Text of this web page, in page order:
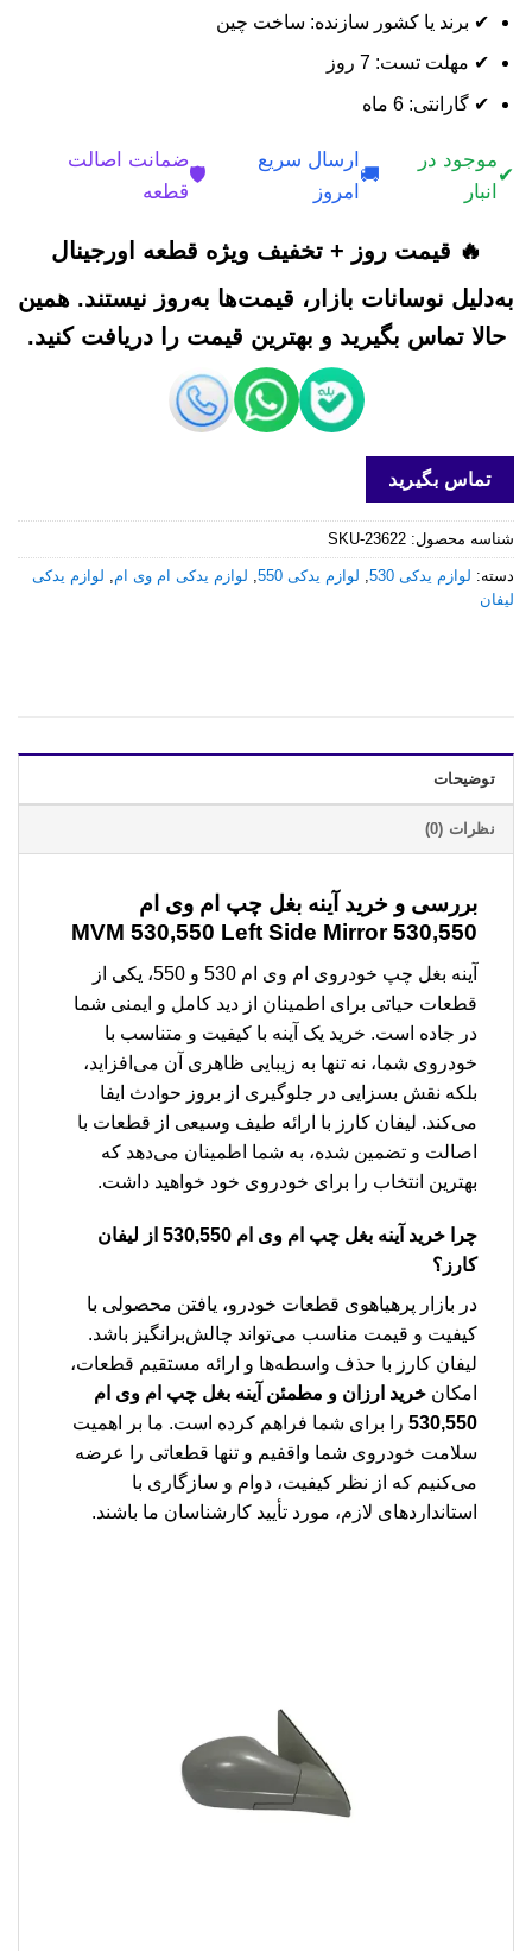
✔ برند یا کشور سازنده: ساخت چین
✔ مهلت تست: 7 روز
✔ گارانتی: 6 ماه
✔
موجود در
انبار
🚚
ارسال سریع
امروز
🛡️
ضمانت اصالت
قطعه
🔥 قیمت روز + تخفیف ویژه قطعه اورجینال
به‌دلیل نوسانات بازار، قیمت‌ها به‌روز نیستند. همین
حالا تماس بگیرید و بهترین قیمت را دریافت کنید.
تماس بگیرید
شناسه محصول: SKU-23622
دسته: لوازم یدکی 530 , لوازم یدکی 550 , لوازم یدکی ام وی ام, لوازم یدکی
لیفان
توضیحات
نظرات (0)
بررسی و خرید آینه بغل چپ ام وی ام
530,550 MVM 530,550 Left Side Mirror
آینه بغل چپ خودروی ام وی ام 530 و 550، یکی از
قطعات حیاتی برای اطمینان از دید کامل و ایمنی شما
در جاده است. خرید یک آینه با کیفیت و متناسب با
خودروی شما، نه تنها به زیبایی ظاهری آن می‌افزاید،
بلکه نقش بسزایی در جلوگیری از بروز حوادث ایفا
می‌کند. لیفان کارز با ارائه طیف وسیعی از قطعات با
اصالت و تضمین شده، به شما اطمینان می‌دهد که
بهترین انتخاب را برای خودروی خود خواهید داشت.
چرا خرید آینه بغل چپ ام وی ام 530,550
از لیفان
کارز؟
در بازار پرهیاهوی قطعات خودرو، یافتن محصولی با
کیفیت و قیمت مناسب می‌تواند چالش‌برانگیز باشد.
لیفان کارز با حذف واسطه‌ها و ارائه مستقیم قطعات،
امکان خرید ارزان و مطمئن آینه بغل چپ ام وی ام
530,550 را برای شما فراهم کرده است. ما بر اهمیت
سلامت خودروی شما واقفیم و تنها قطعاتی را عرضه
می‌کنیم که از نظر کیفیت، دوام و سازگاری با
استانداردهای لازم، مورد تأیید کارشناسان ما باشند.